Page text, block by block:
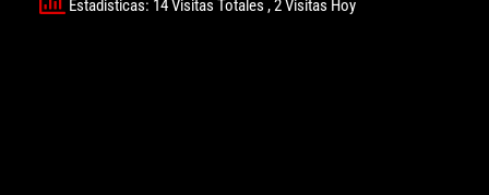
Estadisticas: 14 Visitas Totales, 2 Visitas Hoy